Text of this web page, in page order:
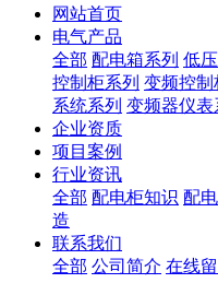
网站首页
电气产品
全部 配电箱系列 低
控制柜系列 变频控制
系统系列 变频器仪表
企业资质
项目案例
行业资讯
全部 配电柜知识 配
造
联系我们
全部 公司简介 在线